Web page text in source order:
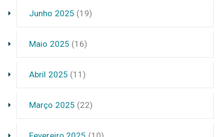
Junho 2025 (19)
Maio 2025 (16)
Abril 2025 (11)
Março 2025 (22)